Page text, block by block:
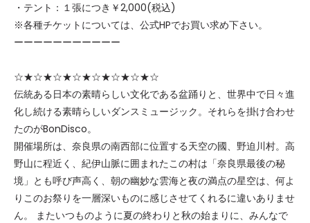
・テント：１張につき￥2,000(税込)
※各種チケットについては、公式HPでお買い求め下さい。
ーーーーーーーーーーー
☆★☆★☆★☆★☆★☆★☆★☆
伝統ある日本の素晴らしい文化である盆踊りと、世界中で日々進
化し続ける素晴らしいダンスミュージック。それらを掛け合わせ
たのがBonDisco。
開催場所は、奈良県の南西部に位置する天空の國、野迫川村。高
野山に程近く、紀伊山脈に囲まれたこの村は「奈良県最後の秘
境」とも呼び声高く、朝の幽妙な雲海と夜の満点の星空は、何よ
りこのお祭りを一層深いものに感じさせてくれるに違いありませ
ん。 またいつものように夏の終わりと秋の始まりに、みんなで